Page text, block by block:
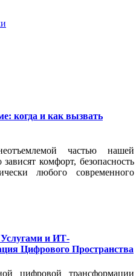
когда и как вызвать
частью нашей
комфорт, безопасность
любого современного
и ИТ-
Цифрового Пространства
цифровой трансформации